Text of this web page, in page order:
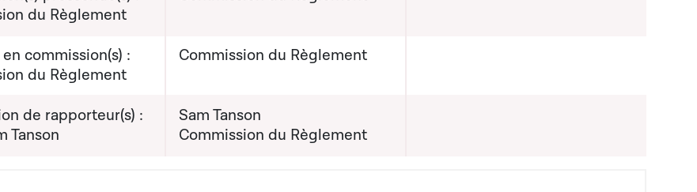
du Règlement
commission(s) :
du Règlement
Commission du Règlement
de rapporteur(s) :
Tanson
Sam Tanson
Commission du Règlement